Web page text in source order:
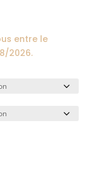
entre le
2026.